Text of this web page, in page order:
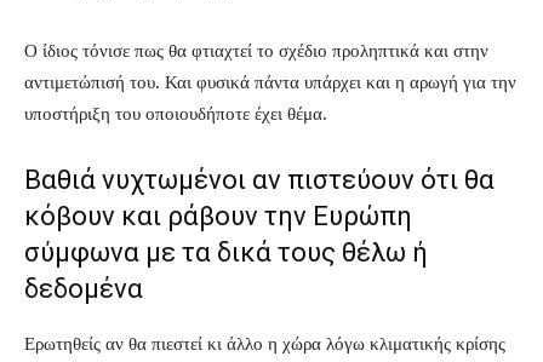
Ο ίδιος τόνισε πως θα φτιαχτεί το σχέδιο προληπτικά και στην
αντιμετώπισή του. Και φυσικά πάντα υπάρχει και η αρωγή για την
υποστήριξη του οποιουδήποτε έχει θέμα.
Βαθιά νυχτωμένοι αν πιστεύουν ότι θα
κόβουν και ράβουν την Ευρώπη
σύμφωνα με τα δικά τους θέλω ή
δεδομένα
Ερωτηθείς αν θα πιεστεί κι άλλο η χώρα λόγω κλιματικής κρίσης